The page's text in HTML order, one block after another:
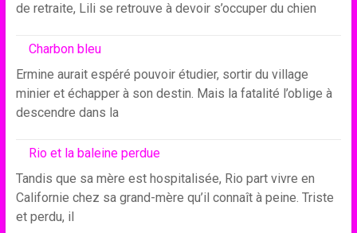
de retraite, Lili se retrouve à devoir s’occuper du chien
Charbon bleu
Ermine aurait espéré pouvoir étudier, sortir du village
minier et échapper à son destin. Mais la fatalité l’oblige à
descendre dans la
Rio et la baleine perdue
Tandis que sa mère est hospitalisée, Rio part vivre en
Californie chez sa grand-mère qu’il connaît à peine. Triste
et perdu, il